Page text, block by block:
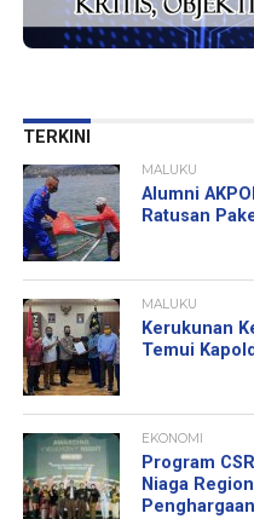
TERKINI
MALUKU
Alumni
Ratusan
MALUKU
Kerukunan
Temui
EKONOMI
Program
Niaga